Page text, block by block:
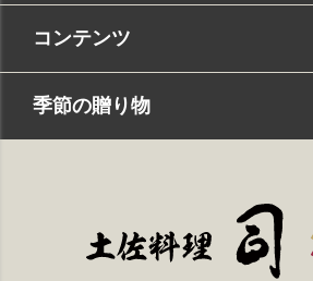
コンテンツ
季節の贈り物